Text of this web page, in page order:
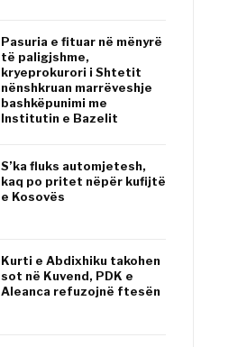
Pasuria e fituar në mënyrë
të paligjshme,
kryeprokurori i Shtetit
nënshkruan marrëveshje
bashkëpunimi me
Institutin e Bazelit
S’ka fluks automjetesh,
kaq po pritet nëpër kufijtë
e Kosovës
Kurti e Abdixhiku takohen
sot në Kuvend, PDK e
Aleanca refuzojnë ftesën